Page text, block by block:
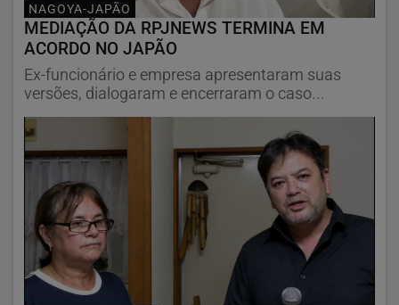
NAGOYA-JAPÃO
MEDIAÇÃO DA RPJNEWS TERMINA EM
ACORDO NO JAPÃO
Ex-funcionário e empresa apresentaram suas
versões, dialogaram e encerraram o caso...